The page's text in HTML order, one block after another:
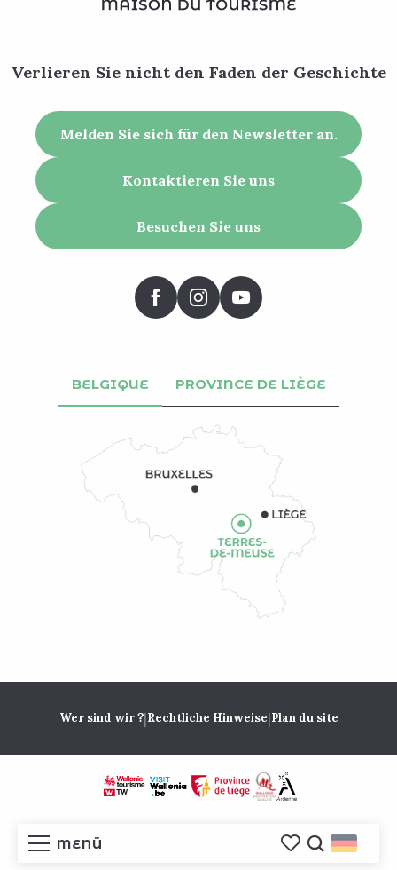
MENÜ
Verlieren Sie nicht den Faden der Geschichte
Melden Sie sich für den Newsletter an.
Kontaktieren Sie uns
Besuchen Sie uns
BELGIQUE PROVINCE DE LIÈGE
Wer sind wir ?|Rechtliche Hinweise|Plan du site